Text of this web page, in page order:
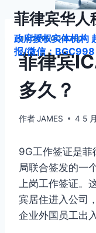
菲律宾华人
政府授权实体机构
报/微信：BGC998
UNCATEGORIZED
菲律宾
多久？
作者JAMES 4 5
9G工作签证是菲
局联合签发的一
上岗工作签证。
宾居住进入公司
企业外国员工出